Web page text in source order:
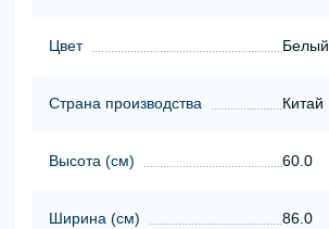
Цвет Белый
Страна производства Китай
Высота (cм) 60.0
Ширина (cм) 86.0